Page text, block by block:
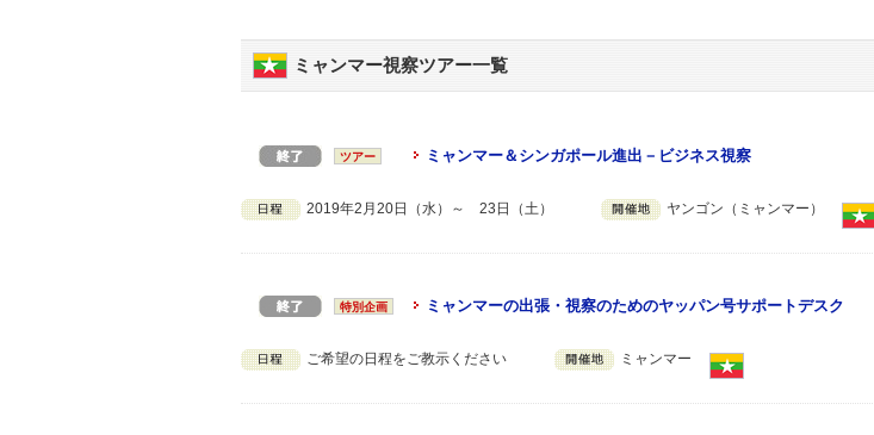
ミャンマー視察ツアー一覧
ツアー ミャンマー＆シンガポール進出－ビジネス視察
2019年2月20日（水）～ 23日（土） ヤンゴン（ミャンマー）
特別企画 ミャンマーの出張・視察のためのヤッパン号サポートデスク
ご希望の日程をご教示ください ミャンマー